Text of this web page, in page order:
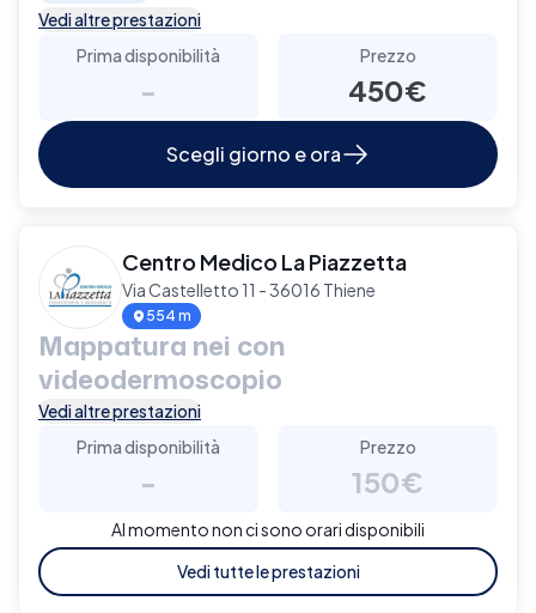
Vedi altre prestazioni
Prima disponibilità
-
Prezzo
450€
Scegli giorno e ora
Centro Medico La Piazzetta
Via Castelletto 11 - 36016 Thiene
554 m
Mappatura nei con
videodermoscopio
Vedi altre prestazioni
Prima disponibilità
-
Prezzo
150€
Al momento non ci sono orari disponibili
Vedi tutte le prestazioni